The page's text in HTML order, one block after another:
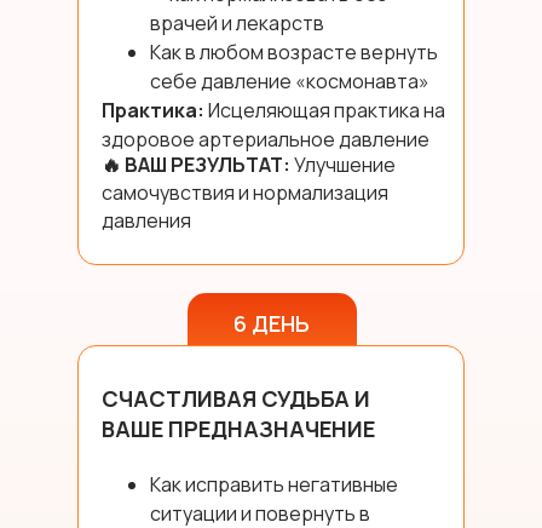
врачей и лекарств
Как в любом возрасте вернуть
себе давление «космонавта»
Практика: Исцеляющая практика на
здоровое артериальное давление
🔥 ВАШ РЕЗУЛЬТАТ: Улучшение
самочувствия и нормализация
давления
6 ДЕНЬ
СЧАСТЛИВАЯ СУДЬБА И
ВАШЕ ПРЕДНАЗНАЧЕНИЕ
Как исправить негативные
ситуации и повернуть в